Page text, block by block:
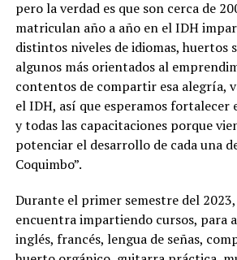
pero la verdad es que son cerca de
matriculan año a año en el IDH
distintos niveles de idiomas, huertos
algunos más orientados al
contentos de compartir esa alegría,
el IDH, así que esperamos fortalecer
y todas las capacitaciones porque
potenciar el desarrollo de cada una
Coquimbo”.
Durante el primer semestre del
encuentra impartiendo cursos, para
inglés, francés, lengua de señas,